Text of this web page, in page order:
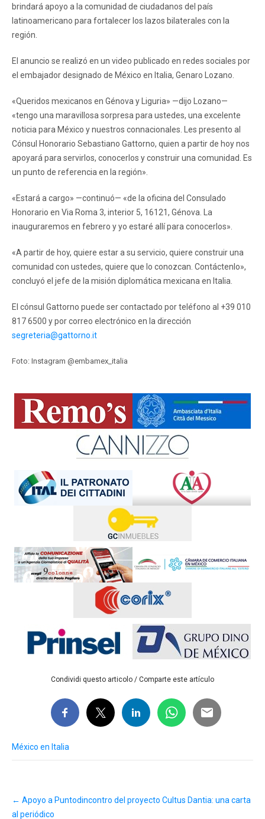
brindará apoyo a la comunidad de ciudadanos del país
latinoamericano para fortalecer los lazos bilaterales con la
región.
El anuncio se realizó en un video publicado en redes sociales por
el embajador designado de México en Italia, Genaro Lozano.
«Queridos mexicanos en Génova y Liguria» —dijo Lozano—
«tengo una maravillosa sorpresa para ustedes, una excelente
noticia para México y nuestros connacionales. Les presento al
Cónsul Honorario Sebastiano Gattorno, quien a partir de hoy nos
apoyará para servirlos, conocerlos y construir una comunidad. Es
un punto de referencia en la región».
«Estará a cargo» —continuó— «de la oficina del Consulado
Honorario en Via Roma 3, interior 5, 16121, Génova. La
inauguraremos en febrero y yo estaré allí para conocerlos».
«A partir de hoy, quiere estar a su servicio, quiere construir una
comunidad con ustedes, quiere que lo conozcan. Contáctenlo»,
concluyó el jefe de la misión diplomática mexicana en Italia.
El cónsul Gattorno puede ser contactado por teléfono al +39 010
817 6500 y por correo electrónico en la dirección
segreteria@gattorno.it
Foto: Instagram @embamex_italia
Condividi questo articolo / Comparte este artículo
México en Italia
navigation
← Apoyo a Puntodincontro del proyecto Cultus Dantia: una carta
al periódico